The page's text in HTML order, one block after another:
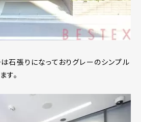
石張りになっておりグレーのシンプル
す。